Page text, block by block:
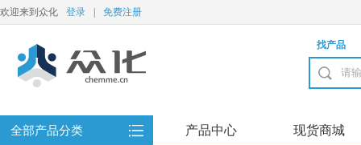
欢迎来到众化 登录 免费注册
找产品
全部产品分类 产品中心 现货商城